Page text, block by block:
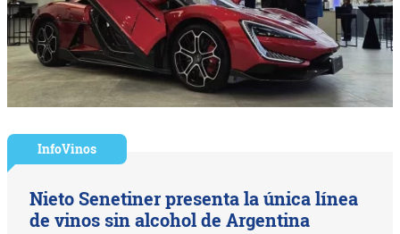
InfoVinos
Nieto Senetiner presenta la única línea
de vinos sin alcohol de Argentina